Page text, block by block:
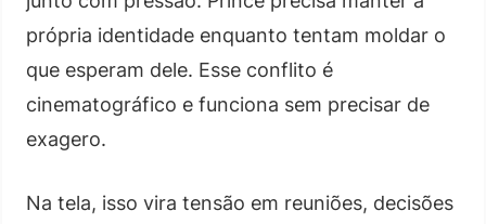
própria identidade enquanto tentam moldar o
que esperam dele. Esse conflito é
cinematográfico e funciona sem precisar de
exagero.
Na tela, isso vira tensão em reuniões, decisões